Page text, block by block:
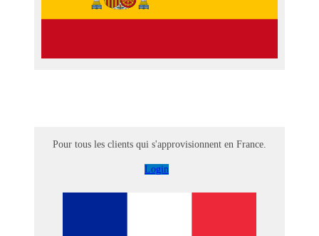
Pour tous les clients qui s'approvisionnent en France.
Login